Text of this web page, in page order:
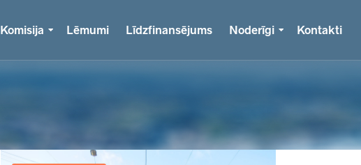
Komisija Lēmumi Līdzfinansējums Noderīgi Kontakti